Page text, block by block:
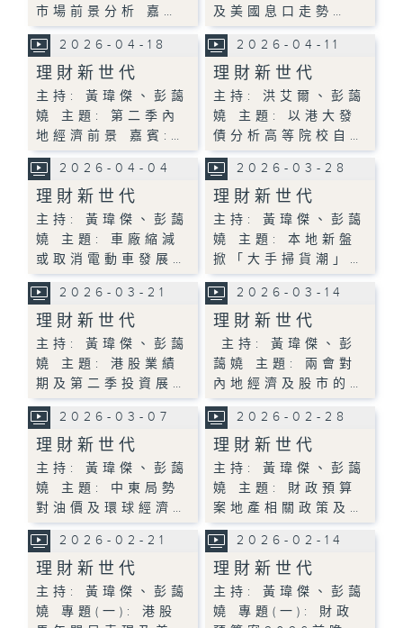
市場前景分析 嘉…
及美國息口走勢…
2026-04-18
理財新世代
主持: 黃瑋傑、彭藹
嬈 主題: 第二季內
地經濟前景 嘉賓:…
2026-04-11
理財新世代
主持: 洪艾爾、彭藹
嬈 主題: 以港大發
債分析高等院校自…
2026-04-04
理財新世代
主持: 黃瑋傑、彭藹
嬈 主題: 車廠縮減
或取消電動車發展…
2026-03-28
理財新世代
主持: 黃瑋傑、彭藹
嬈 主題: 本地新盤
掀「大手掃貨潮」…
2026-03-21
理財新世代
主持: 黃瑋傑、彭藹
嬈 主題: 港股業績
期及第二季投資展…
2026-03-14
理財新世代
主持: 黃瑋傑、彭
藹嬈 主題: 兩會對
內地經濟及股市的…
2026-03-07
理財新世代
主持: 黃瑋傑、彭藹
嬈 主題: 中東局勢
對油價及環球經濟…
2026-02-28
理財新世代
主持: 黃瑋傑、彭藹
嬈 主題: 財政預算
案地產相關政策及…
2026-02-21
理財新世代
主持: 黃瑋傑、彭藹
嬈 專題(一): 港股
2026-02-14
理財新世代
主持: 黃瑋傑、彭藹
嬈 專題(一): 財政